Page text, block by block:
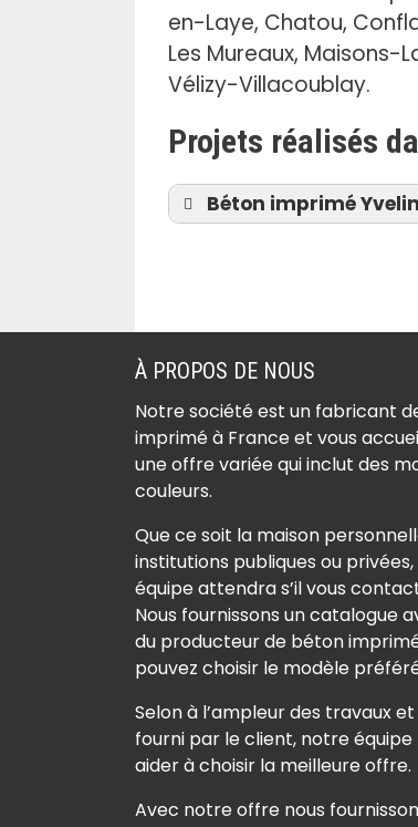
en-Laye, Chatou,
Les Mureaux, Maisons-
Vélizy-Villacoublay.
Projets réalisés
Béton imprimé
(78660)
Béton imprimé
(78260)
Béton imprimé
(78113)
(78240)
Béton imprimé
(78660)
Béton imprimé
(78770)
Béton imprimé
(78570)
Béton imprimé
lès-Mantes
Béton imprimé
À PROPOS DE NOUS
Notre société est un fabricant
imprimé à France et vous
une offre variée qui inclut des
couleurs.
Que ce soit la maison
institutions publiques ou
équipe attendra s’il vous
Nous fournissons un catalogue
du producteur de béton
pouvez choisir le modèle
Selon à l’ampleur des travaux
fourni par le client, notre équipe
aider à choisir la meilleure offre.
Avec notre offre nous